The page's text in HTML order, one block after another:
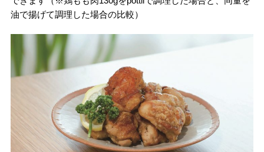
油で揚げて調理した場合の比較）